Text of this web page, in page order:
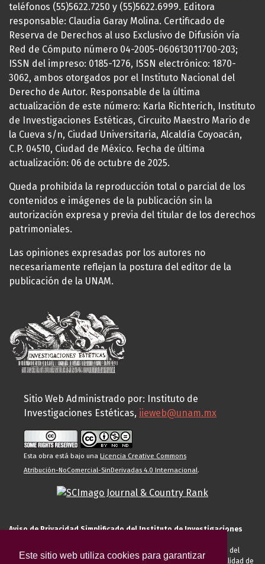
Este sitio web utiliza cookies para garantizar
teléfonos (55)5622.7250 y (55)5622.6999. Editora
responsable: Claudia Garay Molina. Certificado de
Reserva de Derechos al uso Exclusivo de Difusión vía
Red de Cómputo número 04-2005-060613011700-203;
ISSN del impreso: 0185-1276, ISSN electrónico: 1870-
3062, ambos otorgados por el Instituto Nacional del
Derecho de Autor. Responsable de la última
actualización de este número: Karla Richterich, Instituto
de Investigaciones Estéticas, Circuito Maestro Mario de
la Cueva s/n, Ciudad Universitaria, Alcaldía Coyoacán,
C.P. 04510, Ciudad de México. Fecha de última
actualización: 06 de octubre de 2025.
Queda prohibida la reproducción total o parcial de los
contenidos e imágenes de la publicación sin la
autorización expresa y previa del titular de los derechos
patrimoniales.
Las opiniones expresadas por los autores no
necesariamente reflejan la postura del editor de la
publicación de la UNAM.
Sitio Web Administrado por: Instituto de
Investigaciones Estéticas, iieweb@unam.mx
Esta obra está bajo una Licencia Creative Commons
Atribución-NoComercial-SinDerivadas 4.0 Internacional.
Aviso de Privacidad Simplificado del Instituto de Investigaciones
El Instituto de Investigaciones Estéticas de la UNAM, es responsable del
tratamiento de sus datos personales para el registro de usted en calidad de